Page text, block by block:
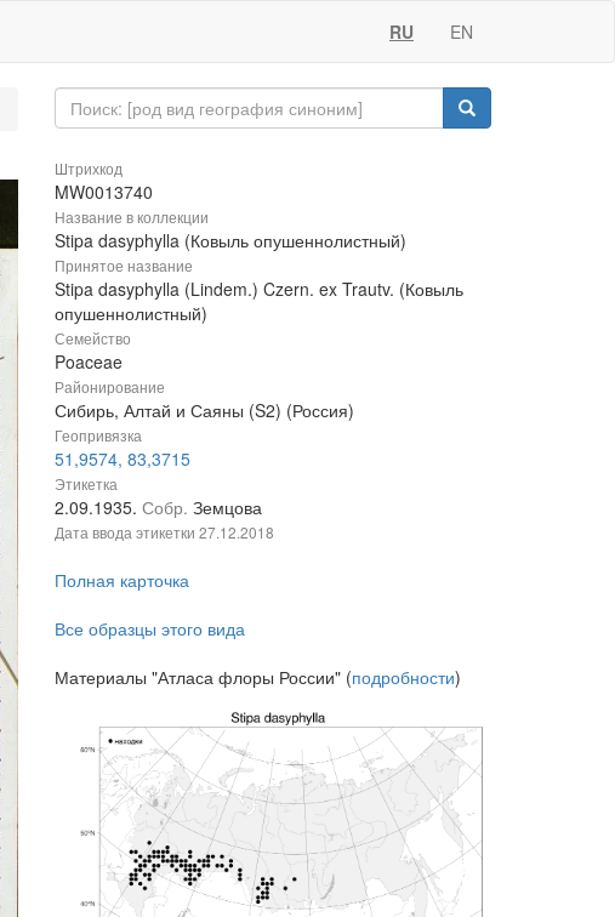
RU EN
Штрихкод
MW0013740
Название в коллекции
Stipa dasyphylla (Ковыль опушеннолистный)
Принятое название
Stipa dasyphylla (Lindem.) Czern. ex Trautv. (Ковыль
опушеннолистный)
Семейство
Poaceae
Районирование
Сибирь, Алтай и Саяны (S2) (Россия)
Геопривязка
51,9574, 83,3715
Этикетка
2.09.1935. Собр. Земцова
Дата ввода этикетки 27.12.2018
Полная карточка
Все образцы этого вида
Материалы "Атласа флоры России" (подробности)